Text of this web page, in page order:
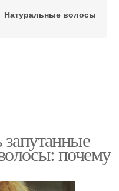
Натуральные волосы
запутанные
почему